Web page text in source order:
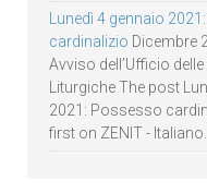
Lunedì 4 gennaio
cardinalizio Dicembre
Avviso dell’Ufficio
Liturgiche The post
2021: Possesso
first on ZENIT - Italiano.